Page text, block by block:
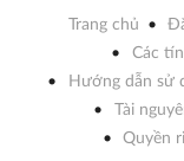
Trang chủ
Các
Hướng dẫn sử
Tài
Quyền